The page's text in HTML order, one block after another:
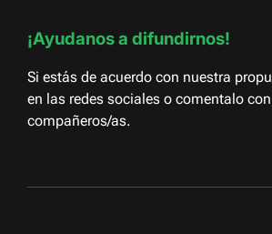
¡Ayudanos a difundirnos!
Si estás de acuerdo con nuestra
en las redes sociales o comentalo
compañeros/as.